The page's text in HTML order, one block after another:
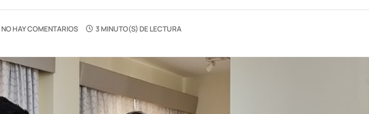
NO HAY COMENTARIOS 3 MINUTO(S) DE LECTURA